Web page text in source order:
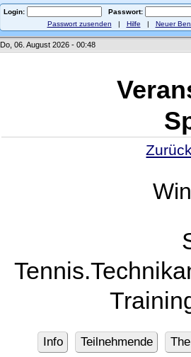
Login:
Passwort:
Passwort zusenden | Hilfe | Neuer
Do, 06. August 2026 - 00:48
Info Teilnehmende